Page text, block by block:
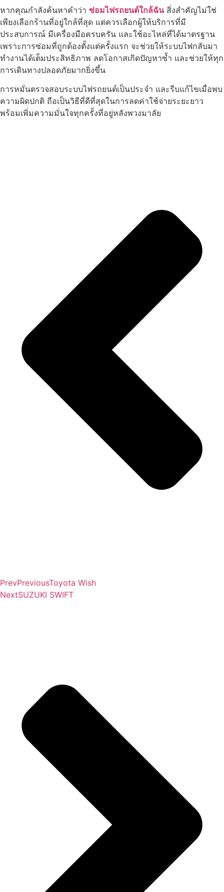
หากคุณกำลังค้นหาคำว่า ซ่อมไฟรถยนต์ใกล้ฉันสิ่งสำคัญไม่ใช่
เพียงเลือกร้านที่อยู่ใกล้ที่สุด แต่ควรเลือกผู้ให้บริการที่มี
ประสบการณ์ มีเครื่องมือครบครัน และใช้อะไหล่ที่ได้มาตรฐาน
เพราะการซ่อมที่ถูกต้องตั้งแต่ครั้งแรก จะช่วยให้ระบบไฟกลับมา
ทำงานได้เต็มประสิทธิภาพ ลดโอกาสเกิดปัญหาซ้ำ และช่วยให้ทุก
การเดินทางปลอดภัยมากยิ่งขึ้น
การหมั่นตรวจสอบระบบไฟรถยนต์เป็นประจำ และรีบแก้ไขเมื่อพบ
ความผิดปกติ ถือเป็นวิธีที่ดีที่สุดในการลดค่าใช้จ่ายระยะยาว
พร้อมเพิ่มความมั่นใจทุกครั้งที่อยู่หลังพวงมาลัย
PrevPreviousToyota Wish
NextSUZUKI SWIFT